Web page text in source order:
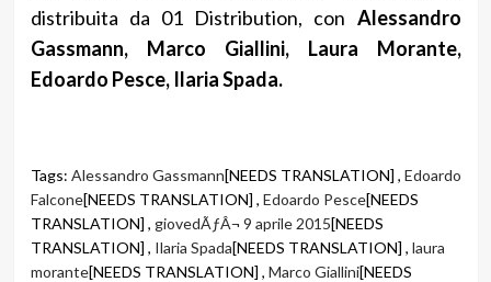
distribuita da 01 Distribution, con Alessandro
Gassmann, Marco Giallini, Laura Morante,
Edoardo Pesce, Ilaria Spada.
Tags: Alessandro Gassmann[NEEDS TRANSLATION] , Edoardo
Falcone[NEEDS TRANSLATION] , Edoardo Pesce[NEEDS
TRANSLATION] , giovedÃƒÂ¬ 9 aprile 2015[NEEDS
TRANSLATION] , Ilaria Spada[NEEDS TRANSLATION] , laura
morante[NEEDS TRANSLATION] , Marco Giallini[NEEDS